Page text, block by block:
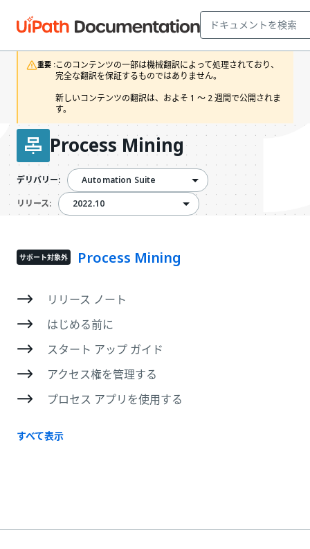
重要 :このコンテンツの一部は機械翻訳によって処理されており、
完全な翻訳を保証するものではありません。
新しいコンテンツの翻訳は、およそ 1 ～ 2 週間で公開されま
す。
Process Mining
デリバリー:
Automation Suite
リリース:2022.102022.10
サポート対象外 Process Mining
リリース ノート
はじめる前に
スタート アップ ガイド
アクセス権を管理する
プロセス アプリを使用する
すべて表示